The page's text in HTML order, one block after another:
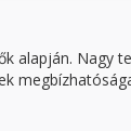
alapján. Nagy